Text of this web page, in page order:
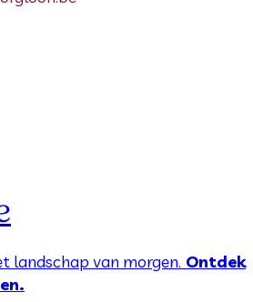
landschap van morgen. Ontdek